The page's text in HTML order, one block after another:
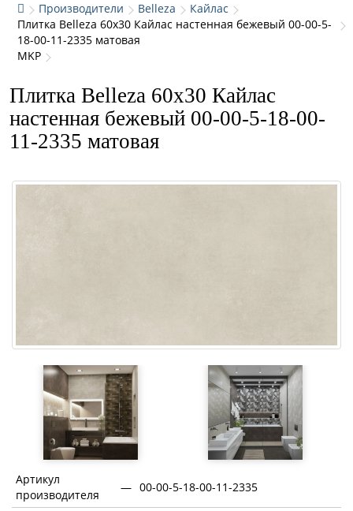
Производители Belleza
Кайлас
Плитка Belleza 60x30 Кайлас настенная бежевый 00-00-5-
18-00-11-2335 матовая
MKP
Плитка Belleza 60x30 Кайлас
настенная бежевый 00-00-5-18-00-
11-2335 матовая
Артикул
производителя
— 00-00-5-18-00-11-2335